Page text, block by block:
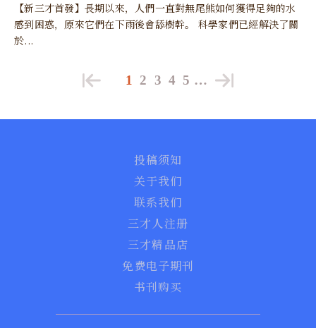
【新三才首發】長期以來，人們一直對無尾熊如何獲得足夠的水
感到困惑，原來它們在下雨後會舔樹幹。 科學家們已經解決了關
於...
1 2 3 4 5 …
投稿须知
关于我们
联系我们
三才人注册
三才精品店
免费电子期刊
书刊购买